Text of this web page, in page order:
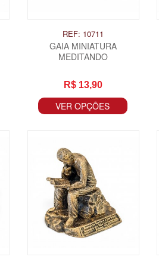
REF: 10711
GAIA MINIATURA
MEDITANDO
R$ 13,90
VER OPÇÕES